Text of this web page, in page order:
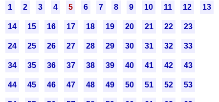
1 2 3 4 5 6 7 8 9 10 11 12 13
14 15 16 17 18 19 20 21 22 23
24 25 26 27 28 29 30 31 32 33
34 35 36 37 38 39 40 41 42 43
44 45 46 47 48 49 50 51 52 53